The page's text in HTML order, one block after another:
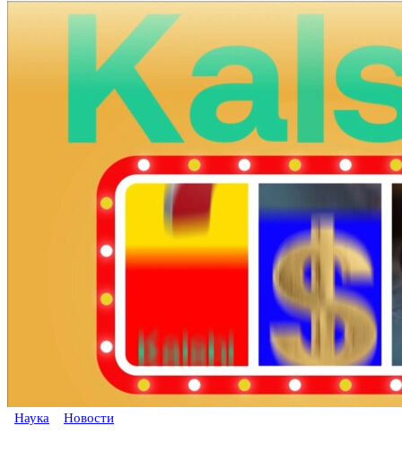
Наука Новости